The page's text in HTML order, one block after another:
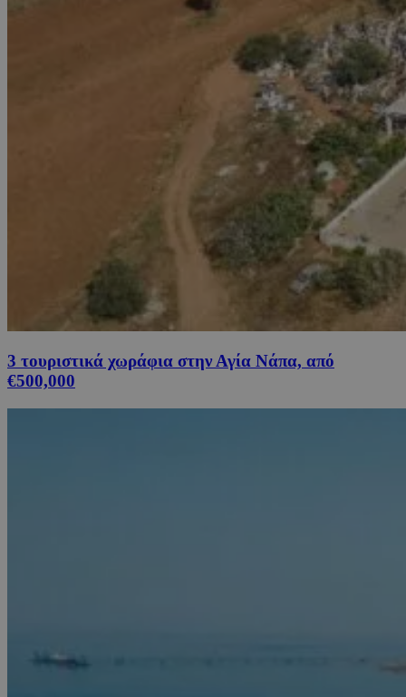
3 τουριστικά χωράφια στην Αγία Νάπα, από
€500,000